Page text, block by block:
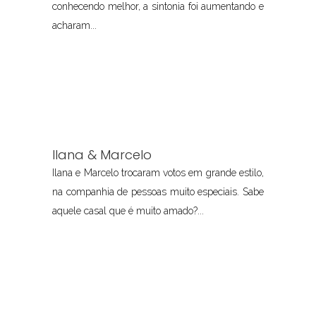
conhecendo melhor, a sintonia foi aumentando e
acharam...
Ilana & Marcelo
Ilana e Marcelo trocaram votos em grande estilo,
na companhia de pessoas muito especiais. Sabe
aquele casal que é muito amado?...